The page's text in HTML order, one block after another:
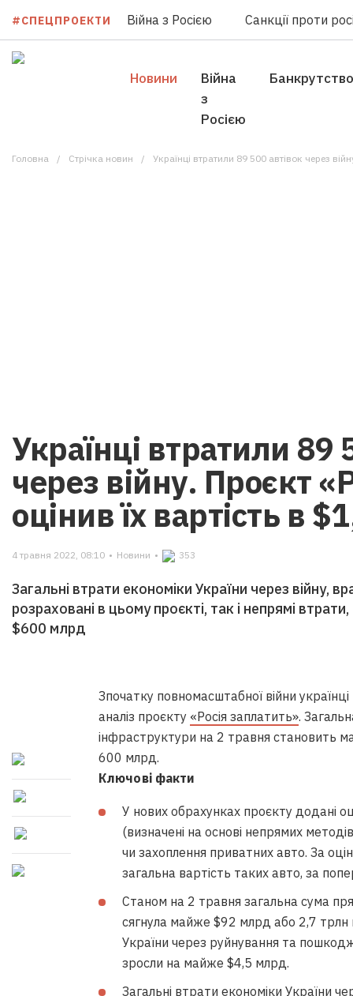
#СПЕЦПРОЕКТИ Війна з Росією Санкції проти
Новини
Війна
з
Росією
Банкрутство
Головна Стрічка новин Українці втратили 89 500 автівок через війну.
Українці втратили 89
через війну. Проєкт
оцінив їх вартість в
4 травня 2022, 08:10 • Новини • 353
Загальні втрати економіки України через війну,
розраховані в цьому проєкті, так і непрямі
$600 млрд
Зпочатку повномасштабної війни
аналіз проєкту «Росія заплатить».
інфраструктури на 2 травня становить
600 млрд.
Ключові факти
У нових обрахунках проєкту додані
(визначені на основі непрямих
чи захоплення приватних авто. За
загальна вартість таких авто, за
Станом на 2 травня загальна сума
сягнула майже $92 млрд або 2,7 трлн
України через руйнування та
зросли на майже $4,5 млрд.
Загальні втрати економіки України